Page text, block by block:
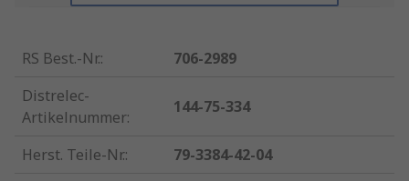
RS Best.-Nr.:
706-2989
Distrelec-
Artikelnummer:
144-75-334
Herst. Teile-Nr.:
79-3384-42-04